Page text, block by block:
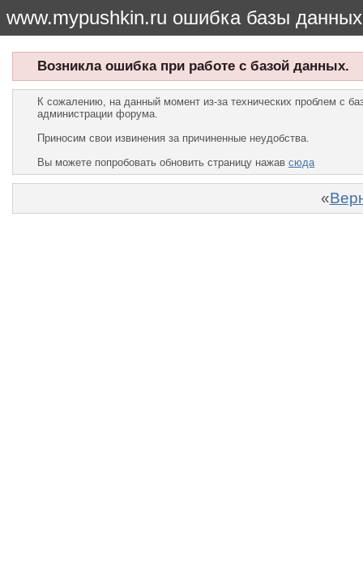
www.mypushkin.ru ошибка базы данных
Возникла ошибка при работе с базой данных.
К сожалению, на данный момент из-за технических проблем с
администрации форума.
Приносим свои извинения за причиненные неудобства.
Вы можете попробовать обновить страницу нажав сюда
«